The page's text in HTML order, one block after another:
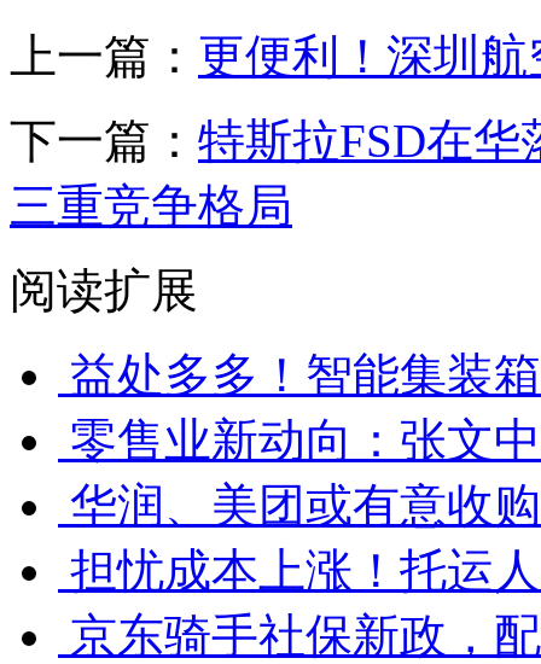
上一篇： 更便利！深圳
下一篇： 特斯拉FSD在
三重竞争格局
阅读扩展
益处多多！智能集装
零售业新动向：张文
华润、美团或有意收
担忧成本上涨！托运
京东骑手社保新政，